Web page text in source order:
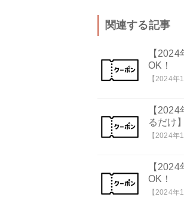
関連する記事
【
OK！
【2024
【
るだけ
【2024
【
OK！
【2024